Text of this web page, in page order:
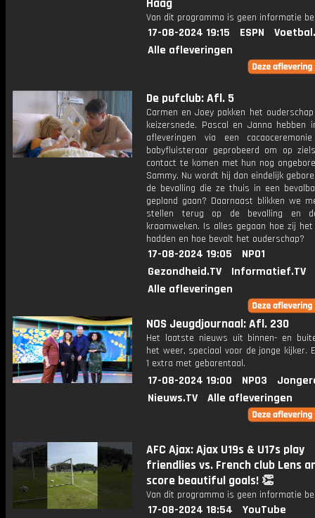
Haag
Van dit programma is geen informatie
17-08-2024 19:15 ESPN
Alle afleveringen
De pufclub: Afl. 5
Carmen en Joey pakken het
keizersnede. Pascal en Janna hebben
afleveringen via een
babyfluisteraar geprobeerd om op
contact te komen met hun nog
Sammy. Nu wordt hij dan eindelijk
de bevalling die ze thuis in een
gepland gaan? Daarnaast blikken we
stellen terug op de bevalling en
kraamweken. Is alles gegaan hoe zij
hadden en hoe bevalt het ouderschap?
17-08-2024 19:05
NPO1
Gezondheid.TV
Informatief.TV
Alle afleveringen
NOS Jeugdjournaal: Afl. 230
Het laatste nieuws uit binnen- en
het weer, speciaal voor de jonge kijker.
1 extra met gebarentaal.
17-08-2024 19:00 NPO3
Nieuws.TV
Alle afleveringen
AFC Ajax: Ajax U19s & U17s play
friendlies vs. French club Lens
score beautiful goals! 👏
Van dit programma is geen informatie
17-08-2024 18:54
YouTube